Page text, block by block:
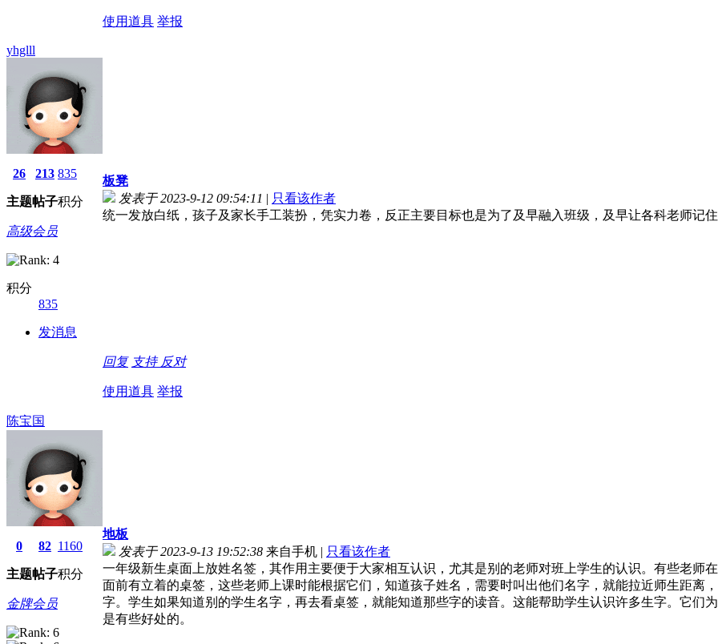
使用道具 举报
yhglll
26
主题
213
帖子
835
积分
高级会员
积分
835
发消息
板凳
发表于 2023-9-12 09:54:11 | 只看该作者
统一发放白纸，孩子及家长手工装扮，凭实力卷，反正主要目标也是为了及早融入班级，及早让各科老师记
回复 支持 反对
使用道具 举报
陈宝国
0
主题
82
帖子
1160
积分
金牌会员
地板
发表于 2023-9-13 19:52:38 来自手机 | 只看该作者
一年级新生桌面上放姓名签，其作用主要便于大家相互认识，尤其是别的老师对班上学生的认识。有些老师
面前有立着的桌签，这些老师上课时能根据它们，知道孩子姓名，需要时叫出他们名字，就能拉近师生距离
字。学生如果知道别的学生名字，再去看桌签，就能知道那些字的读音。这能帮助学生认识许多生字。它们
是有些好处的。